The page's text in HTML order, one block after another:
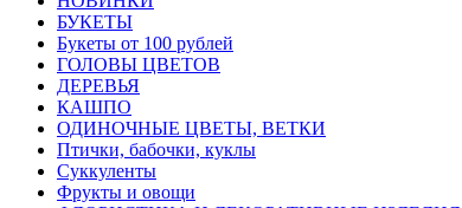
БУКЕТЫ
Букеты от 100 рублей
ГОЛОВЫ ЦВЕТОВ
ДЕРЕВЬЯ
КАШПО
ОДИНОЧНЫЕ ЦВЕТЫ, ВЕТКИ
Птички, бабочки, куклы
Суккуленты
Фрукты и овощи